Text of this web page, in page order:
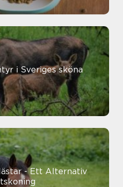
i Sveriges sköna
- Ett Alternativ